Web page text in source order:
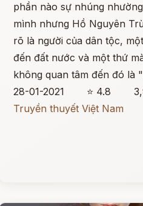
phần nào sự nhúng
mình nhưng Hồ Nguyên
rõ là người của dân tộc,
đến đất nước và một thứ
không quan tâm đến đó là
28-01-2021
⭐ 4.8
Truyền thuyết Việt Nam